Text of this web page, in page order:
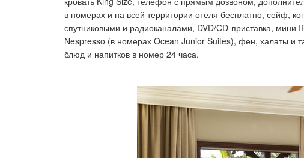
в номерах и на всей территории отеля бесплатно, сейф,
спутниковыми и радиоканалами, DVD/CD-приставка, мини
Nespresso (в номерах Ocean Junior Suites), фен, халаты и
блюд и напитков в номер 24 часа.